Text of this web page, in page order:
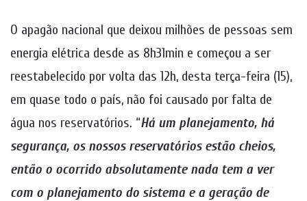
O apagão nacional que deixou milhões de pessoas sem
energia elétrica desde as 8h31min e começou a ser
reestabelecido por volta das 12h, desta terça-feira (15),
em quase todo o país, não foi causado por falta de
água nos reservatórios. “Há um planejamento, há
segurança, os nossos reservatórios estão cheios,
então o ocorrido absolutamente nada tem a ver
com o planejamento do sistema e a geração de